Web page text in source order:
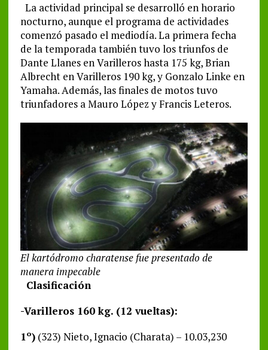
La actividad principal se desarrolló en horario
nocturno, aunque el programa de actividades
comenzó pasado el mediodía. La primera fecha
de la temporada también tuvo los triunfos de
Dante Llanes en Varilleros hasta 175 kg, Brian
Albrecht en Varilleros 190 kg, y Gonzalo Linke en
Yamaha. Además, las finales de motos tuvo
triunfadores a Mauro López y Francis Leteros.
El kartódromo charatense fue presentado de
manera impecable
Clasificación
-Varilleros 160 kg. (12 vueltas):
1º)(323) Nieto, Ignacio (Charata) – 10.03,230